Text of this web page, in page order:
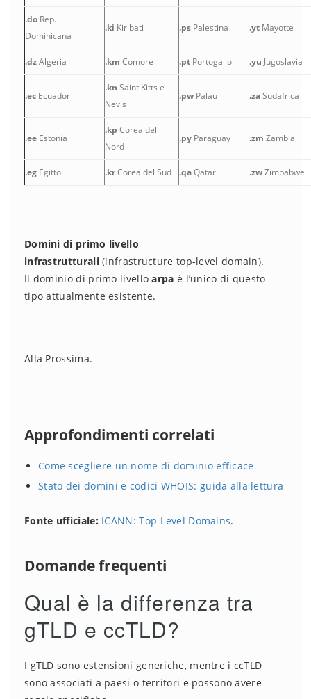
.do Rep.
Dominicana
.ki Kiribati .ps Palestina .yt Mayotte
.dzAlgeria .km Comore .pt Portogallo .yu Jugoslavia
.ec Ecuador
.kn Saint Kitts e
Nevis
.pw Palau .zaSudafrica
.ee Estonia
.kp Corea del
Nord
.py Paraguay .zm Zambia
.eg Egitto .krCorea del Sud .qaQatar .zwZimbabwe
Domini di primo livello
infrastrutturali(infrastructure top-level domain).
Il dominio di primo livelloarpa è l’unico di questo
tipo attualmente esistente.
Alla Prossima.
Approfondimenti correlati
Come scegliere un nome di dominio efficace
Stato dei domini e codici WHOIS: guida alla lettura
Fonte ufficiale: ICANN: Top-Level Domains.
Domande frequenti
Qual è la differenza tra
gTLD e ccTLD?
I gTLD sono estensioni generiche, mentre i ccTLD
sono associati a paesi o territori e possono avere